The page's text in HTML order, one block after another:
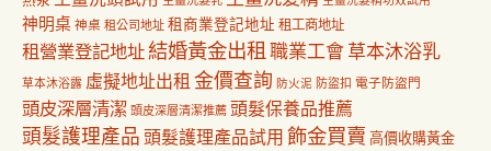
神明桌 神桌 租公司地址 租商業登記地址 租工商地址
租營業登記地址結婚黃金出租職業工會草本沐浴乳
草本沐浴露 虛擬地址出租 金價查詢 防火泥 防盜扣 電子防盜門
頭皮深層清潔 頭皮深層清潔推薦 頭髮保養品推薦
頭髮護理產品 頭髮護理產品試用 飾金買賣 高價收購黃金